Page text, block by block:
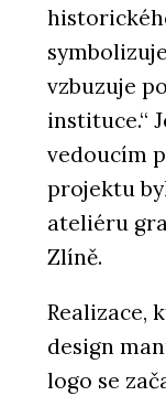
vzbuzuje
instituce.“
vedoucím
projektu
ateliéru
Zlíně.
Realizace,
design
logo se